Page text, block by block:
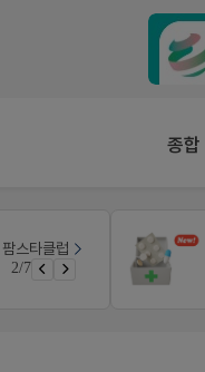
종합
팜스타클럽
3/7
품(8월호)